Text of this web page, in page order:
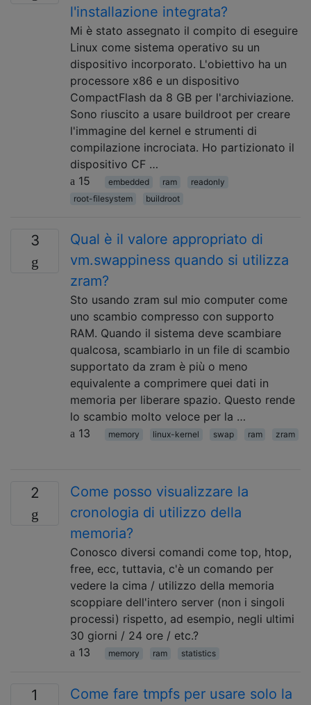
l'installazione integrata?
Mi è stato assegnato il compito di eseguire
Linux come sistema operativo su un
dispositivo incorporato. L'obiettivo ha un
processore x86 e un dispositivo
CompactFlash da 8 GB per l'archiviazione.
Sono riuscito a usare buildroot per creare
l'immagine del kernel e strumenti di
compilazione incrociata. Ho partizionato il
dispositivo CF …
15
embedded ram
readonly
root-filesystem
buildroot
3
Qual è il valore appropriato di
vm.swappiness quando si utilizza
zram?
Sto usando zram sul mio computer come
uno scambio compresso con supporto
RAM. Quando il sistema deve scambiare
qualcosa, scambiarlo in un file di scambio
supportato da zram è più o meno
equivalente a comprimere quei dati in
memoria per liberare spazio. Questo rende
lo scambio molto veloce per la …
13
memory linux-kernel swap ram zram
2
Come posso visualizzare la
cronologia di utilizzo della
memoria?
Conosco diversi comandi come top, htop,
free, ecc, tuttavia, c'è un comando per
vedere la cima / utilizzo della memoria
scoppiare dell'intero server (non i singoli
processi) rispetto, ad esempio, negli ultimi
30 giorni / 24 ore / etc.?
13
memory ram statistics
1
Come fare tmpfs per usare solo la